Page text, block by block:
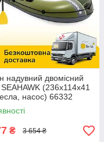
надувний двомісний
(236x114x41
насос) 66332
₴ 3 654 ₴